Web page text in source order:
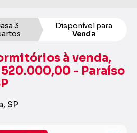
3
Disponível para
Venda
à venda,
520.000,00 - Paraíso
SP